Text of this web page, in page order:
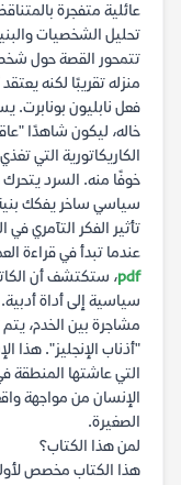
عائلية متفجرة
تحليل الشخصيات
تتمحور القصة حول
منزله تقريبًا لكنه
فعل نابليون بونابرت.
خاله، ليكون شاهدًا
الكاريكاتورية التي
خوفًا منه. السرد
سياسي ساخر يفكك بنية
تأثير الفكر التآمري في
عندما تبدأ في قراءة
pdf، ستكتشف أن
سياسية إلى أداة
مشاجرة بين الخدم،
"أذناب الإنجليز". هذا
التي عاشتها المنطقة
الإنسان من مواجهة
الصغيرة.
لمن هذا الكتاب؟
هذا الكتاب مخصص